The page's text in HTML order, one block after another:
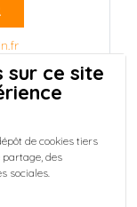
-
Rennes
-
à Rennes
sur ce site
de cookies tiers
partage, des
sociales.